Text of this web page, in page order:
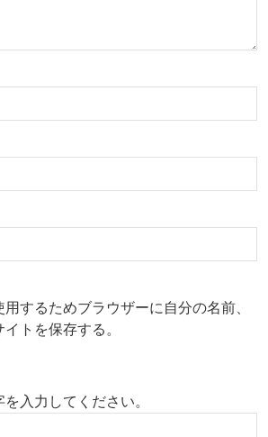
するためブラウザーに自分の名前、
トを保存する。
入力してください。